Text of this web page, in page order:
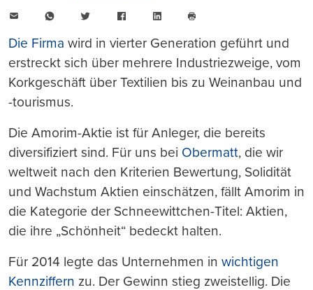
WhatsAppTwitter FacebookLinkedIn
drucken
Die Firma wird in vierter Generation geführt und
erstreckt sich über mehrere Industriezweige, vom
Korkgeschäft über Textilien bis zu Weinanbau und
-tourismus.
Die Amorim-Aktie ist für Anleger, die bereits
diversifiziert sind. Für uns bei Obermatt, die wir
weltweit nach den Kriterien Bewertung, Solidität
und Wachstum Aktien einschätzen, fällt Amorim in
die Kategorie der Schneewittchen-Titel: Aktien,
die ihre „Schönheit“ bedeckt halten.
Für 2014 legte das Unternehmen in wichtigen
Kennziffern zu. Der Gewinn stieg zweistellig. Die